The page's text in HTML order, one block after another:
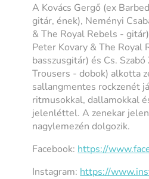
A Kovács Gergő (ex
gitár, ének), Neményi
& The Royal Rebels -
Peter Kovary & The Royal
basszusgitár) és Cs.
Trousers - dobok) alkotta
sallangmentes rockzenét
ritmusokkal, dallamokkal
jelenléttel. A zenekar
nagylemezén dolgozik.
Facebook: https://
Instagram: https://